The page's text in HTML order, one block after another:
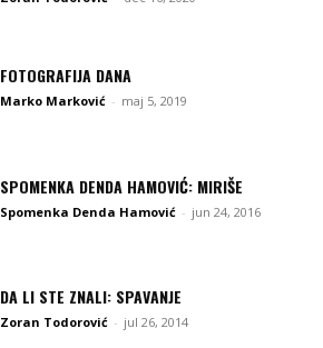
FOTOGRAFIJA DANA
Marko Marković - maj 5, 2019
SPOMENKA DENDA HAMOVIĆ: MIRIŠE
Spomenka Denda Hamović - jun 24, 2016
DA LI STE ZNALI: SPAVANJE
Zoran Todorović - jul 26, 2014